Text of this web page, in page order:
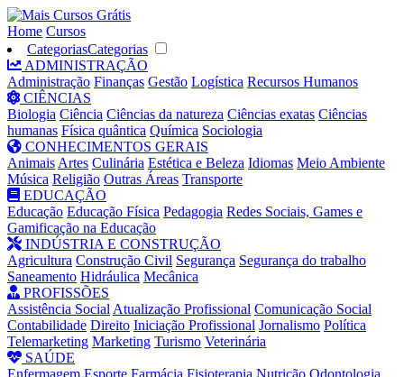
Home Cursos
CategoriasCategorias
ADMINISTRAÇÃO
Administração Finanças Gestão Logística Recursos Humanos
CIÊNCIAS
Biologia Ciência Ciências da natureza Ciências exatas Ciências
humanas Física quântica Química Sociologia
CONHECIMENTOS GERAIS
Animais Artes Culinária Estética e Beleza Idiomas Meio Ambiente
Música Religião Outras Áreas Transporte
EDUCAÇÃO
Educação Educação Física Pedagogia Redes Sociais, Games e
Gamificação na Educação
INDÚSTRIA E CONSTRUÇÃO
Agricultura Construção Civil Segurança Segurança do trabalho
Saneamento Hidráulica Mecânica
PROFISSÕES
Assistência Social Atualização Profissional Comunicação Social
Contabilidade Direito Iniciação Profissional Jornalismo Política
Telemarketing Marketing Turismo Veterinária
SAÚDE
Enfermagem Esporte Farmácia Fisioterapia Nutrição Odontologia